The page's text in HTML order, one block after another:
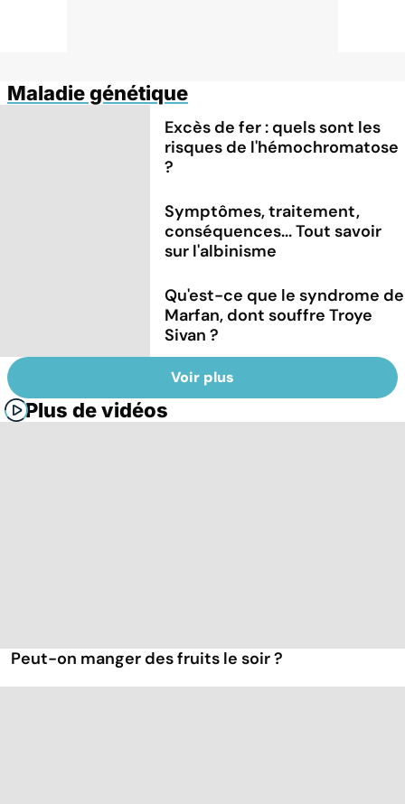
Maladie génétique
Excès de fer : quels sont les
risques de l'hémochromatose
?
Symptômes, traitement,
conséquences... Tout savoir
sur l'albinisme
Qu'est-ce que le syndrome de
Marfan, dont souffre Troye
Sivan ?
Voir plus
Plus de vidéos
Peut-on manger des fruits le soir ?